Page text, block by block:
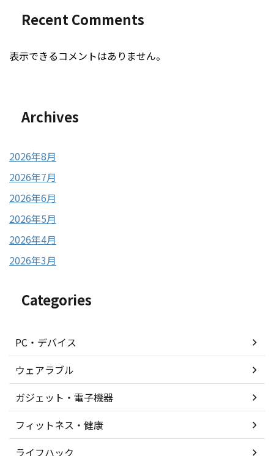
Recent Comments
表示できるコメントはありません。
Archives
2026年8月
2026年7月
2026年6月
2026年5月
2026年4月
2026年3月
Categories
PC・デバイス
ウェアラブル
ガジェット・電子機器
フィットネス・健康
ライフハック